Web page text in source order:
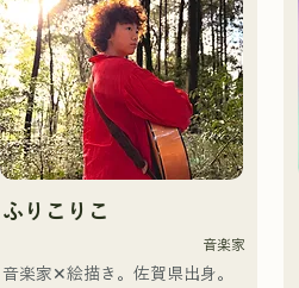
ふりこりこ
音楽家
音楽家✕絵描き。佐賀県出身。